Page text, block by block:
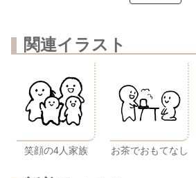
関連イラスト
笑顔の4人家族 お茶でおもてなし